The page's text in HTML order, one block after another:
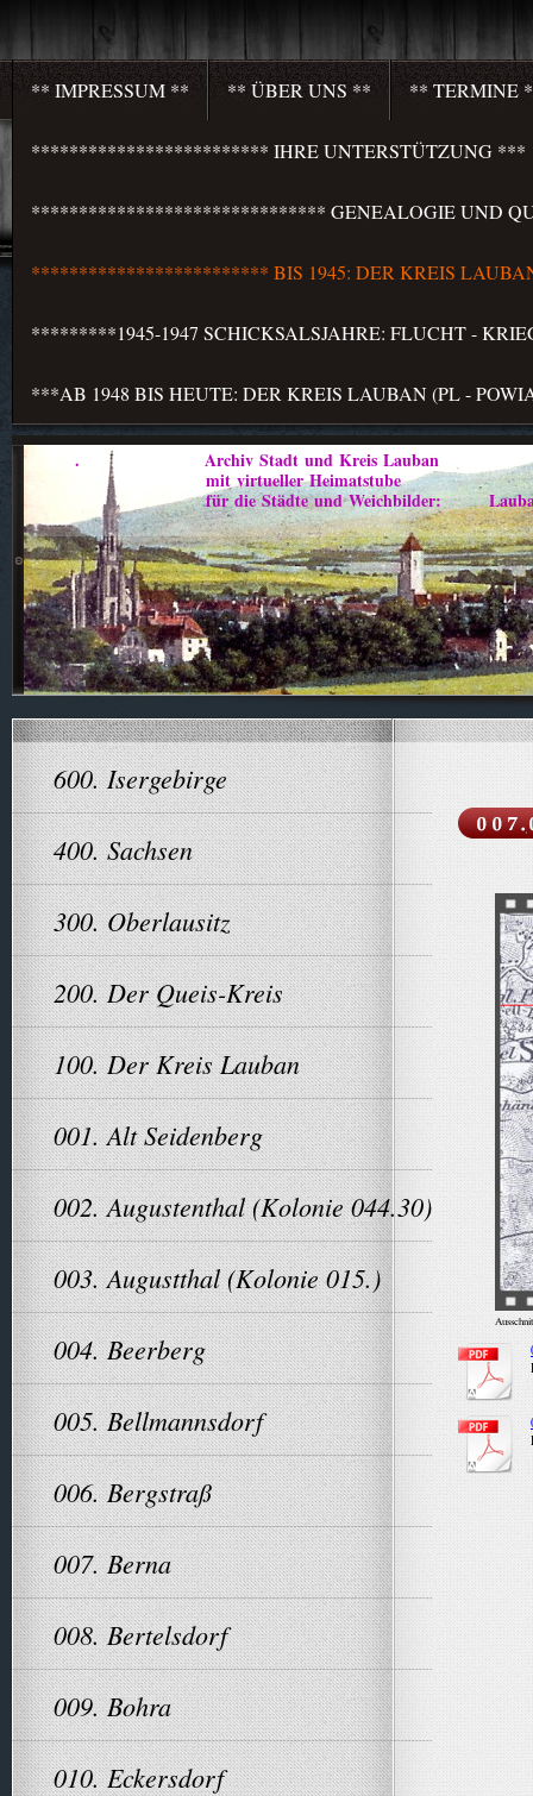
** IMPRESSUM ** ** ÜBER UNS ** ** TERMINE
************************* IHRE UNTERSTÜTZUNG ***
******************************* GENEALOGIE UND
************************* BIS 1945: DER KREIS
*********1945-1947 SCHICKSALSJAHRE: FLUCHT -
***AB 1948 BIS HEUTE: DER KREIS LAUBAN (PL -
. Archiv Stadt und Kreis Lauban
mit virtueller Heimatstube
für die Städte und Weichbilder: Lauban -
600. Isergebirge
400. Sachsen
300. Oberlausitz
200. Der Queis-Kreis
100. Der Kreis Lauban
001. Alt Seidenberg
002. Augustenthal (Kolonie 044.30)
003. Augustthal (Kolonie 015.)
004. Beerberg
005. Bellmannsdorf
006. Bergstraß
007. Berna
008. Bertelsdorf
009. Bohra
010. Eckersdorf